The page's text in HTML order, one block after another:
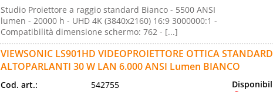
Studio Proiettore a raggio standard Bianco - 5500 ANSI
lumen - 20000 h - UHD 4K (3840x2160) 16:9 3000000:1 -
Compatibilità dimensione schermo: 762 - [...]
VIEWSONIC LS901HD VIDEOPROIETTORE OTTICA
ALTOPARLANTI 30 W LAN 6.000 ANSI Lumen BIANCO
Cod. art.:
542755